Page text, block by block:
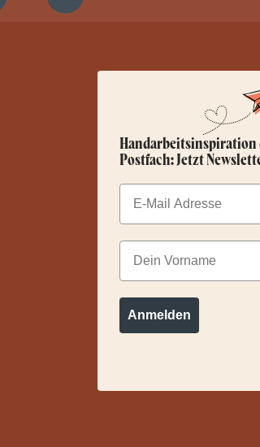
Postfach: Jetzt
Email
Dein Vorname
Anmelden